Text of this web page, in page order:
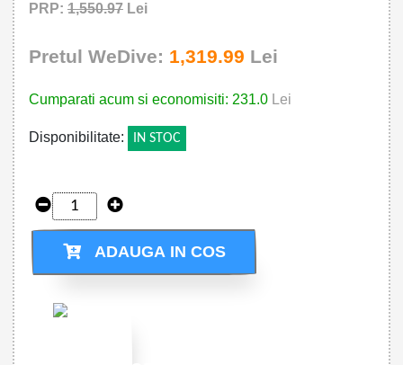
PRP: 1,550.97Lei
Pretul WeDive: 1,319.99 Lei
Cumparati acum si economisiti: 231.0Lei
Disponibilitate: IN STOC
ADAUGA IN COS